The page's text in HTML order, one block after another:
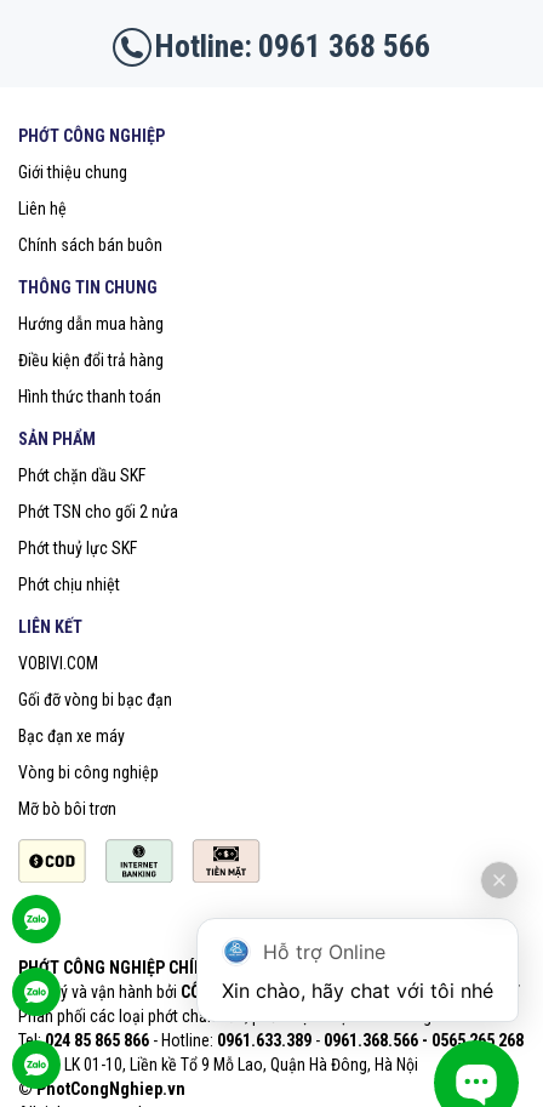
0961 368 566
PHỚT CÔNG NGHIỆP
Giới thiệu chung
Liên hệ
Chính sách bán buôn
THÔNG TIN CHUNG
Hướng dẫn mua hàng
Điều kiện đổi trả hàng
Hình thức thanh toán
SẢN PHẨM
Phớt chặn dầu SKF
Phớt TSN cho gối 2 nửa
Phớt thuỷ lực SKF
Phớt chịu nhiệt
LIÊN KẾT
VOBIVI.COM
Gối đỡ vòng bi bạc đạn
Bạc đạn xe máy
Vòng bi công nghiệp
Mỡ bò bôi trơn
PHỚT CÔNG NGHIỆP CHÍNH HÃNG SKF
Quản lý và vận hành bởi CÔNG TY CỔ PHẦN VOBIVI - Đại lý uỷ quyền SKF
Phân phối các loại phớt chắn dầu, phớt chịu nhiệt chính hãng SKF
Tel:024 85 865 866 - Hotline: 0961.633.389​ - 0961.368.566 - 0565 265 268​
VPGD: LK 01-10, Liền kề Tổ 9 Mỗ Lao, Quận Hà Đông, Hà Nội
© PhotCongNghiep.vn
Hỗ trợ Online
Xin chào, hãy chat với tôi nhé